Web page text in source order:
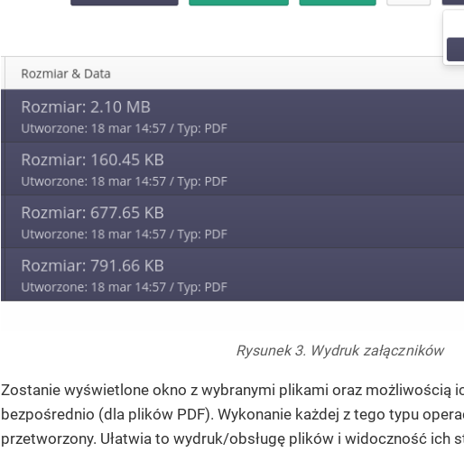
Rysunek 3. Wydruk załączników
Zostanie wyświetlone okno z wybranymi plikami oraz możliwością
bezpośrednio (dla plików PDF). Wykonanie każdej z tego typu
przetworzony. Ułatwia to wydruk/obsługę plików i widoczność ich